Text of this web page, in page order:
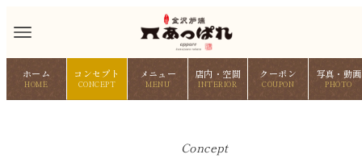
ホーム
HOME
コンセプト
CONCEPT
メニュー
MENU
店内・空間
INTERIOR
クーポン
COUPON
写真・動画
PHOTO
Concept